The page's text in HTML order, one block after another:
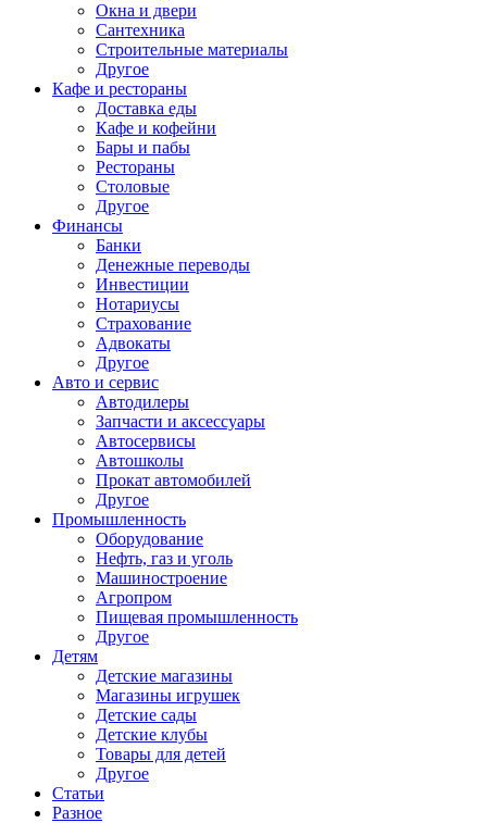
Окна и двери
Сантехника
Строительные материалы
Другое
Кафе и рестораны
Доставка еды
Кафе и кофейни
Бары и пабы
Рестораны
Столовые
Другое
Финансы
Банки
Денежные переводы
Инвестиции
Нотариусы
Страхование
Адвокаты
Другое
Авто и сервис
Автодилеры
Запчасти и аксессуары
Автосервисы
Автошколы
Прокат автомобилей
Другое
Промышленность
Оборудование
Нефть, газ и уголь
Машиностроение
Агропром
Пищевая промышленность
Другое
Детям
Детские магазины
Магазины игрушек
Детские сады
Детские клубы
Товары для детей
Другое
Статьи
Разное